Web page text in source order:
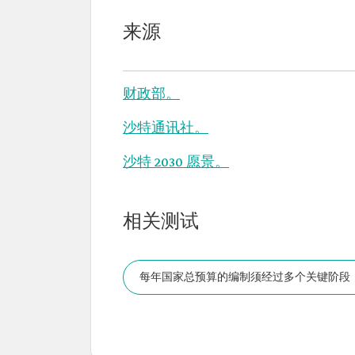
来源
财政部。
沙特通讯社。
沙特 2030 愿景。
相关测试
每年国家总预算的编制须经过多个关键阶段